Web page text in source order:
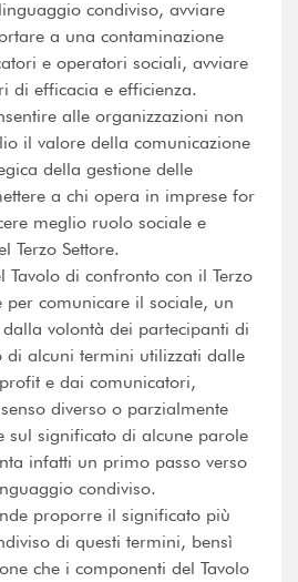
condiviso, avviare
a una contaminazione
e operatori sociali, avviare
di efficacia e efficienza.
alle organizzazioni non
il valore della comunicazione
della gestione delle
a chi opera in imprese for
meglio ruolo sociale e
Terzo Settore.
di confronto con il Terzo
per comunicare il sociale, un
volontà dei partecipanti di
di alcuni termini utilizzati dalle
e dai comunicatori,
diverso o parzialmente
sul significato di alcune parole
infatti un primo passo verso
condiviso.
proporre il significato più
di questi termini, bensì
che i componenti del Tavolo